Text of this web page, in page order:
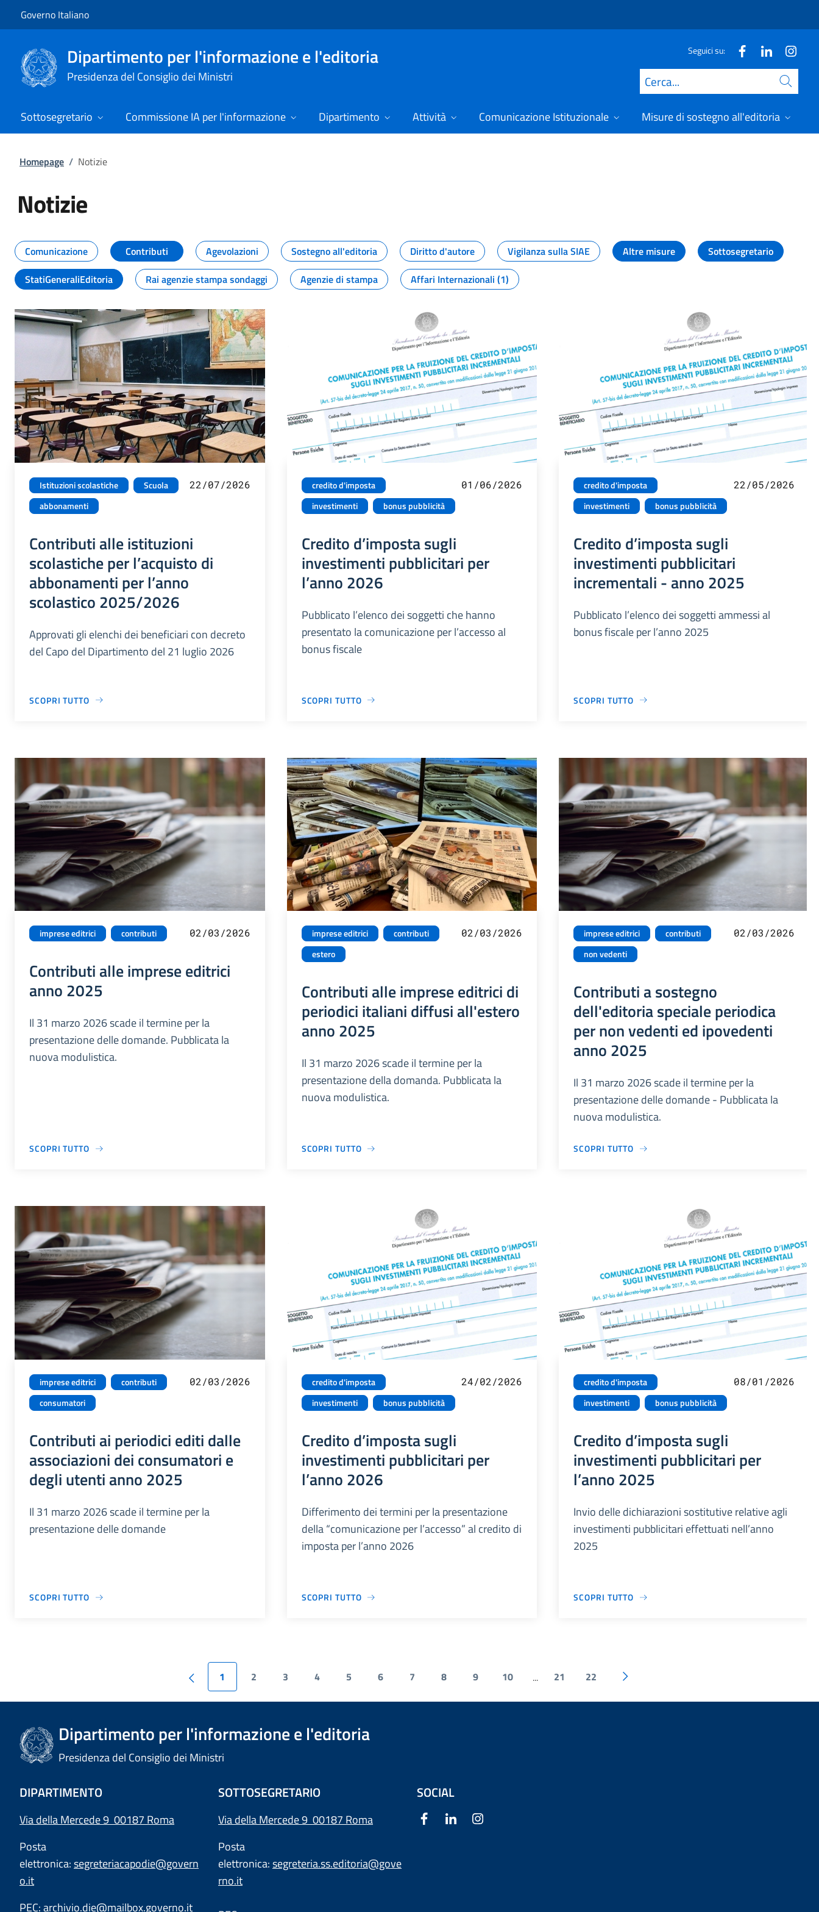
Governo Italiano
Dipartimento per l'informazione e l'editoria
Presidenza del Consiglio dei Ministri
Seguici su:
Cerca
Sottosegretario Commissione IA per l'informazione Dipartimento Attività Comunicazione Istituzionale Misure di sostegno all'editoria
Homepage / Notizie
Notizie
Tutti i contenuti della pagina Notizie
Comunicazione Contributi Agevolazioni Sostegno all'editoria Diritto d'autore Vigilanza sulla SIAE Altre misure
Sottosegretario
StatiGeneraliEditoria
Rai agenzie stampa sondaggi Agenzie di stampa Affari Internazionali (1)
Istituzioni scolastiche
Scuola
abbonamenti
22/07/2026
Contributi alle istituzioni
scolastiche per l’acquisto di
abbonamenti per l’anno
scolastico 2025/2026
Approvati gli elenchi dei beneficiari con decreto
del Capo del Dipartimento del 21 luglio 2026
SCOPRI TUTTO
credito d'imposta
investimenti
bonus pubblicità
01/06/2026
Credito d’imposta sugli
investimenti pubblicitari per
l’anno 2026
Pubblicato l’elenco dei soggetti che hanno
presentato la comunicazione per l’accesso al
bonus fiscale
SCOPRI TUTTO
credito d'imposta
investimenti
bonus pubblicità
22/05/2026
Credito d’imposta sugli
investimenti pubblicitari
incrementali - anno 2025
Pubblicato l’elenco dei soggetti ammessi al
bonus fiscale per l’anno 2025
SCOPRI TUTTO
imprese editrici contributi 02/03/2026
Contributi alle imprese editrici
anno 2025
Il 31 marzo 2026 scade il termine per la
presentazione delle domande. Pubblicata la
nuova modulistica.
SCOPRI TUTTO
imprese editrici
contributi
estero
02/03/2026
Contributi alle imprese editrici di
periodici italiani diffusi all'estero
anno 2025
Il 31 marzo 2026 scade il termine per la
presentazione della domanda. Pubblicata la
nuova modulistica.
SCOPRI TUTTO
imprese editrici
contributi
non vedenti
02/03/2026
Contributi a sostegno
dell'editoria speciale periodica
per non vedenti ed ipovedenti
anno 2025
Il 31 marzo 2026 scade il termine per la
presentazione delle domande - Pubblicata la
nuova modulistica.
SCOPRI TUTTO
imprese editrici
contributi
consumatori
02/03/2026
Contributi ai periodici editi dalle
associazioni dei consumatori e
degli utenti anno 2025
Il 31 marzo 2026 scade il termine per la
presentazione delle domande
SCOPRI TUTTO
credito d'imposta
investimenti
bonus pubblicità
24/02/2026
Credito d’imposta sugli
investimenti pubblicitari per
l’anno 2026
Differimento dei termini per la presentazione
della “comunicazione per l’accesso” al credito di
imposta per l’anno 2026
SCOPRI TUTTO
credito d'imposta
investimenti
bonus pubblicità
08/01/2026
Credito d’imposta sugli
investimenti pubblicitari per
l’anno 2025
Invio delle dichiarazioni sostitutive relative agli
investimenti pubblicitari effettuati nell’anno
2025
SCOPRI TUTTO
1 2 3 4 5 6 7 8 9 10 ... 21 22
Dipartimento per l'informazione e l'editoria
Presidenza del Consiglio dei Ministri
DIPARTIMENTO
Via della Mercede 9 00187 Roma
Posta
elettronica:segreteriacapodie@govern
o.it
PEC:archivio.die@mailbox.governo.it
SOTTOSEGRETARIO
Via della Mercede 9 00187 Roma
Posta
elettronica:segreteria.ss.editoria@gove
rno.it
SOCIAL